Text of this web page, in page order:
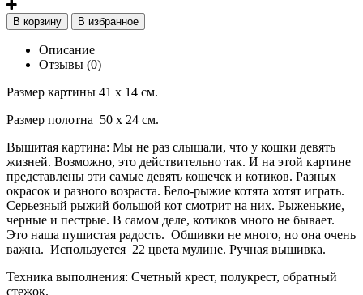
В корзину В избранное
Описание
Отзывы (0)
Размер картины 41 х 14 см.
Размер полотна 50 х 24 см.
Вышитая картина: Мы не раз слышали, что у кошки девять
жизней. Возможно, это действительно так. И на этой картине
представлены эти самые девять кошечек и котиков. Разных
окрасок и разного возраста. Бело-рыжие котята хотят играть.
Серьезный рыжий большой кот смотрит на них. Рыженькие,
черные и пестрые. В самом деле, котиков много не бывает.
Это наша пушистая радость. Обшивки не много, но она очень
важна. Используется 22 цвета мулине. Ручная вышивка.
Техника выполнения: Счетный крест, полукрест, обратный
стежок.